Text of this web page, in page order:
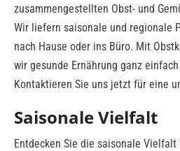
zusammengestellten Obst- und
Wir liefern saisonale und regionale
nach Hause oder ins Büro. Mit
wir gesunde Ernährung ganz
Kontaktieren Sie uns jetzt für eine
Saisonale Vielfalt
Entdecken Sie die saisonale Vielfalt